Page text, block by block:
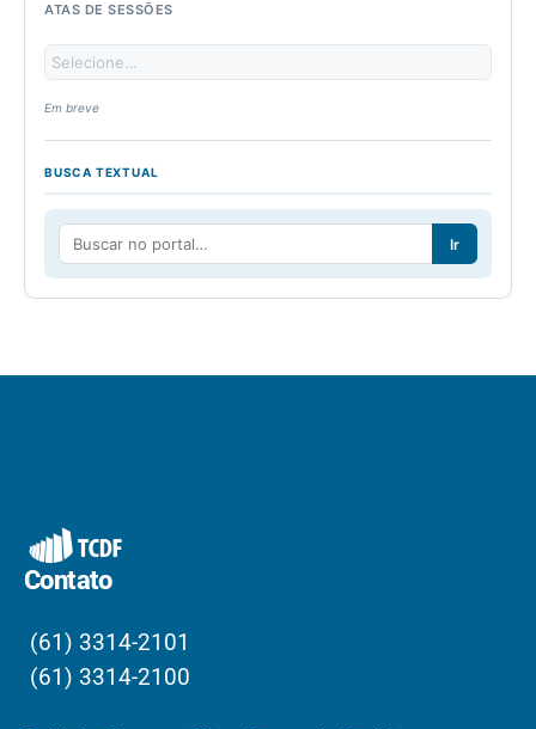
ATAS DE SESSÕES
Em breve
BUSCA TEXTUAL
Ir
Contato
(61) 3314-2101
(61) 3314-2100